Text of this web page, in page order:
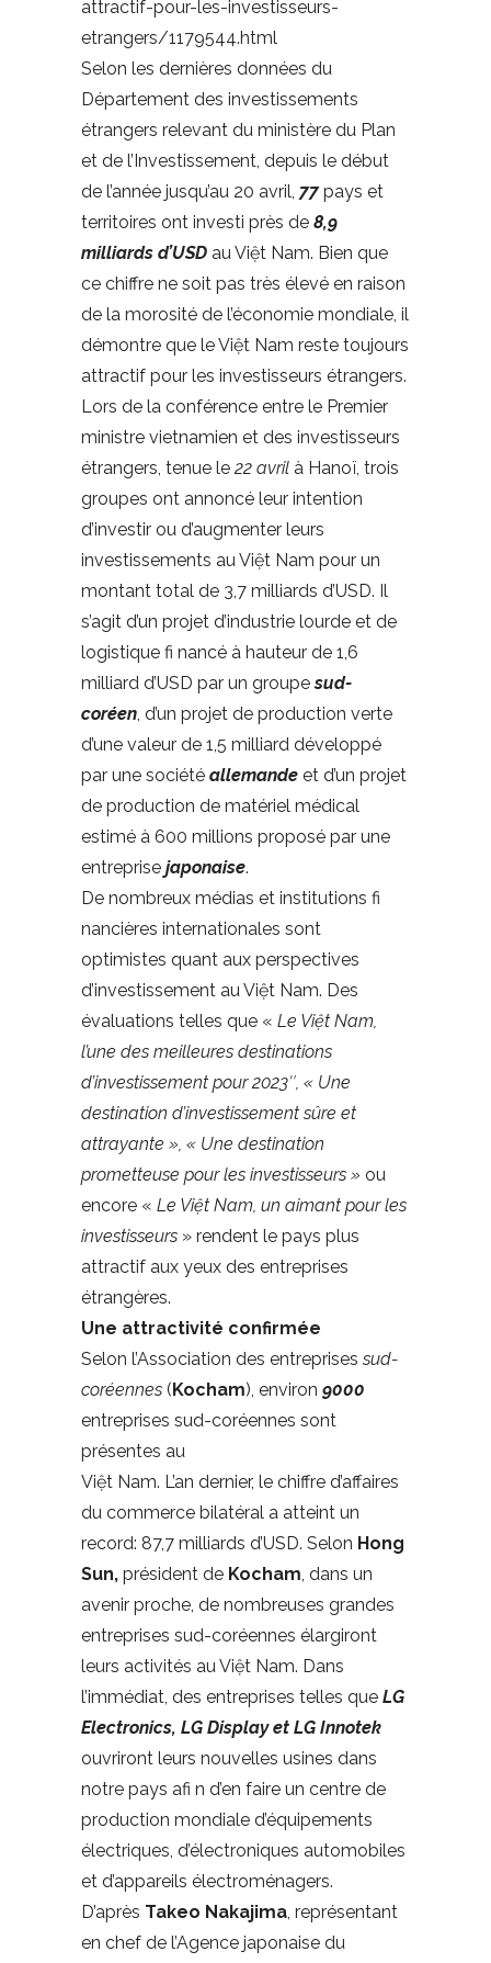
attractif-pour-les-investisseurs-
etrangers/1179544.html
Selon les dernières données du
Département des investissements
étrangers relevant du ministère du Plan
et de l’Investissement, depuis le début
de l’année jusqu’au 20 avril, 77pays et
territoires ont investi près de 8,9
milliards d’USD au Việt Nam. Bien que
ce chiffre ne soit pas très élevé en raison
de la morosité de l’économie mondiale, il
démontre que le Việt Nam reste toujours
attractif pour les investisseurs étrangers.
Lors de la conférence entre le Premier
ministre vietnamien et des investisseurs
étrangers, tenue le22 avril à Hanoï, trois
groupes ont annoncé leur intention
d’investir ou d’augmenter leurs
investissements au Việt Nam pour un
montant total de 3,7 milliards d’USD. Il
s’agit d’un projet d’industrie lourde et de
logistique fi nancé à hauteur de 1,6
milliard d’USD par un groupesud-
coréen, d’un projet de production verte
d’une valeur de 1,5 milliard développé
par une société allemande et d’un projet
de production de matériel médical
estimé à 600 millions proposé par une
entreprise japonaise.
De nombreux médias et institutions fi
nancières internationales sont
optimistes quant aux perspectives
d’investissement au Việt Nam. Des
évaluations telles que « Le Việt Nam,
l’une des meilleures destinations
d’investissement pour 2023″, « Une
destination d’investissement sûre et
attrayante », « Une destination
prometteuse pour les investisseurs » ou
encore « Le Việt Nam, un aimant pour les
investisseurs » rendent le pays plus
attractif aux yeux des entreprises
étrangères.
Une attractivité confirmée
Selon l’Association des entreprisessud-
coréennes ( Kocham), environ 9000
entreprises sud-coréennes sont
présentes au
Việt Nam. L’an dernier, le chiffre d’affaires
du commerce bilatéral a atteint un
record: 87,7 milliards d’USD. Selon Hong
Sun, président de Kocham, dans un
avenir proche, de nombreuses grandes
entreprises sud-coréennes élargiront
leurs activités au Việt Nam. Dans
l’immédiat, des entreprises telles que LG
Electronics, LG Display et LG Innotek
ouvriront leurs nouvelles usines dans
notre pays afi n d’en faire un centre de
production mondiale d’équipements
électriques, d’électroniques automobiles
et d’appareils électroménagers.
D’après Takeo Nakajima, représentant
en chef de l’Agence japonaise du